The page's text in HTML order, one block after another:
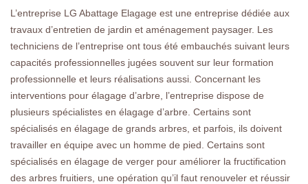
L’entreprise LG Abattage Elagage est une entreprise dédiée aux
travaux d’entretien de jardin et aménagement paysager. Les
techniciens de l’entreprise ont tous été embauchés suivant leurs
capacités professionnelles jugées souvent sur leur formation
professionnelle et leurs réalisations aussi. Concernant les
interventions pour élagage d’arbre, l’entreprise dispose de
plusieurs spécialistes en élagage d’arbre. Certains sont
spécialisés en élagage de grands arbres, et parfois, ils doivent
travailler en équipe avec un homme de pied. Certains sont
spécialisés en élagage de verger pour améliorer la fructification
des arbres fruitiers, une opération qu’il faut renouveler et réussir